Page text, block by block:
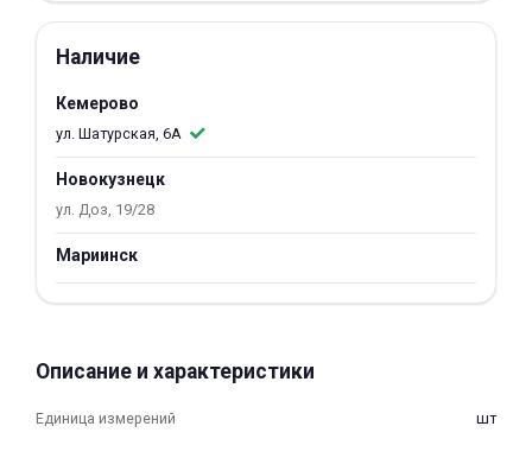
Наличие
Кемерово
ул. Шатурская, 6А
Новокузнецк
ул. Доз, 19/28
Мариинск
Описание и характеристики
Единица измерений шт
Оплачивайте сегодня только
25% картой любого банка
Получайте товар
выбранный способом
Оставшиеся75% будут
списыватьсяс вашей карты